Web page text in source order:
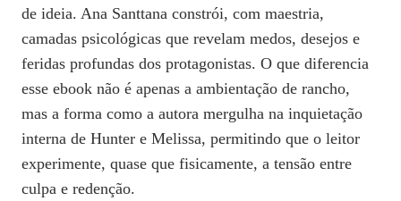
de ideia. Ana Santtana constrói, com maestria,
camadas psicológicas que revelam medos, desejos e
feridas profundas dos protagonistas. O que diferencia
esse ebook não é apenas a ambientação de rancho,
mas a forma como a autora mergulha na inquietação
interna de Hunter e Melissa, permitindo que o leitor
experimente, quase que fisicamente, a tensão entre
culpa e redenção.